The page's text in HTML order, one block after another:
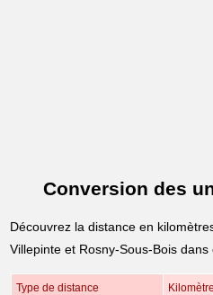
Conversion des
Découvrez la distance en
Villepinte et Rosny-Sous-Bois dans
Type de distance